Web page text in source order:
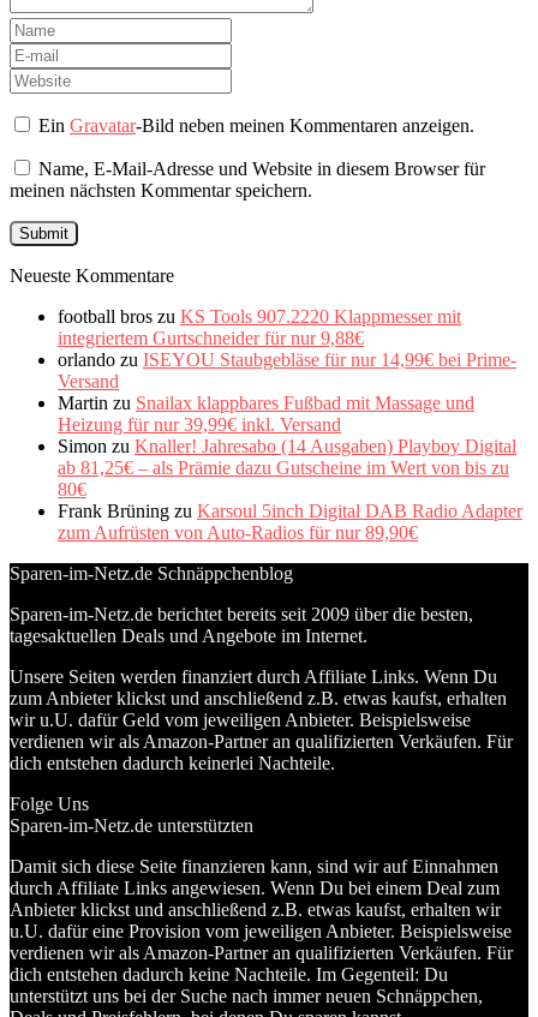
EinGravatar-Bild neben meinen Kommentaren anzeigen.
Name, E-Mail-Adresse und Website in diesem Browser für
meinen nächsten Kommentar speichern.
Neueste Kommentare
football bros zu KS Tools 907.2220 Klappmesser mit
integriertem Gurtschneider für nur 9,88€
orlando zu ISEYOU Staubgebläse für nur 14,99€ bei Prime-
Versand
Martin zu Snailax klappbares Fußbad mit Massage und
Heizung für nur 39,99€ inkl. Versand
Simon zu Knaller! Jahresabo (14 Ausgaben) Playboy Digital
ab 81,25€ – als Prämie dazu Gutscheine im Wert von bis zu
80€
Frank Brüning zu Karsoul 5inch Digital DAB Radio Adapter
zum Aufrüsten von Auto-Radios für nur 89,90€
Sparen-im-Netz.de Schnäppchenblog
Sparen-im-Netz.de berichtet bereits seit 2009 über die besten,
tagesaktuellen Deals und Angebote im Internet.
Unsere Seiten werden finanziert durch Affiliate Links. Wenn Du
zum Anbieter klickst und anschließend z.B. etwas kaufst, erhalten
wir u.U. dafür Geld vom jeweiligen Anbieter. Beispielsweise
verdienen wir als Amazon-Partner an qualifizierten Verkäufen. Für
dich entstehen dadurch keinerlei Nachteile.
Folge Uns
Sparen-im-Netz.de unterstützten
Damit sich diese Seite finanzieren kann, sind wir auf Einnahmen
durch Affiliate Links angewiesen. Wenn Du bei einem Deal zum
Anbieter klickst und anschließend z.B. etwas kaufst, erhalten wir
u.U. dafür eine Provision vom jeweiligen Anbieter. Beispielsweise
verdienen wir als Amazon-Partner an qualifizierten Verkäufen. Für
dich entstehen dadurch keine Nachteile. Im Gegenteil: Du
unterstützt uns bei der Suche nach immer neuen Schnäppchen,